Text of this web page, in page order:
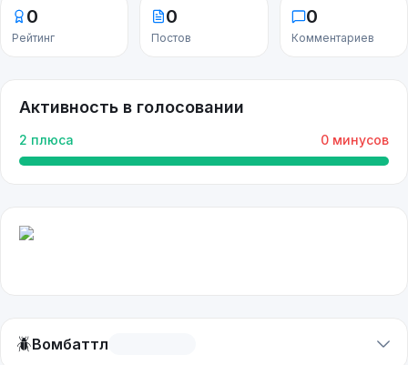
0
Рейтинг
0
Постов
0
Комментариев
Активность в голосовании
2 плюса 0 минусов
🪲Вомбаттл